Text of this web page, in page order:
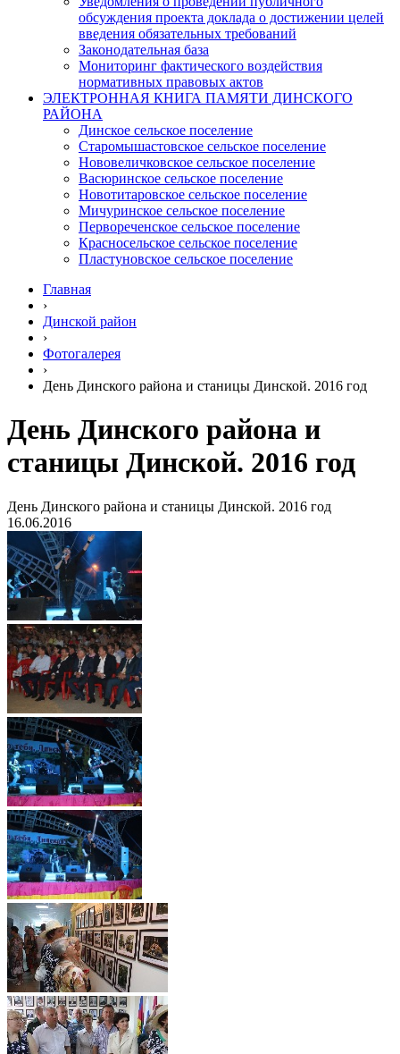
обсуждения проекта доклада о достижении целей
введения обязательных требований
Законодательная база
Мониторинг фактического воздействия
нормативных правовых актов
ЭЛЕКТРОННАЯ КНИГА ПАМЯТИ ДИНСКОГО
РАЙОНА
Динское сельское поселение
Старомышастовское сельское поселение
Нововеличковское сельское поселение
Васюринское сельское поселение
Новотитаровское сельское поселение
Мичуринское сельское поселение
Первореченское сельское поселение
Красносельское сельское поселение
Пластуновское сельское поселение
Главная
›
Динской район
›
Фотогалерея
›
День Динского района и станицы Динской. 2016 год
День Динского района и
станицы Динской. 2016 год
День Динского района и станицы Динской. 2016 год
16.06.2016